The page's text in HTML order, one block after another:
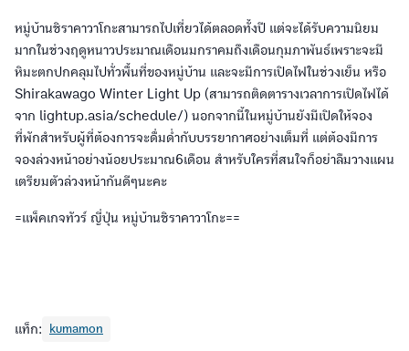
หมู่บ้านชิราคาวาโกะสามารถไปเที่ยวได้ตลอดทั้งปี แต่จะได้รับความนิยม
มากในช่วงฤดูหนาวประมาณเดือนมกราคมถึงเดือนกุมภาพันธ์เพราะจะมี
หิมะตกปกคลุมไปทั่วพื้นที่ของหมู่บ้าน และจะมีการเปิดไฟในช่วงเย็น หรือ
Shirakawago Winter Light Up (สามารถติดตารางเวลาการเปิดไฟได้
จาก lightup.asia/schedule/) นอกจากนี้ในหมู่บ้านยังมีเปิดให้จอง
ที่พักสำหรับผู้ที่ต้องการจะดื่มด่ำกับบรรยากาศอย่างเต็มที่ แต่ต้องมีการ
จองล่วงหน้าอย่างน้อยประมาณ6เดือน สำหรับใครที่สนใจก็อย่าลืมวางแผน
เตรียมตัวล่วงหน้ากันดีๆนะคะ
=แพ็คเกจทัวร์ ญี่ปุ่น หมู่บ้านชิราคาวาโกะ==
แท็ก: kumamon